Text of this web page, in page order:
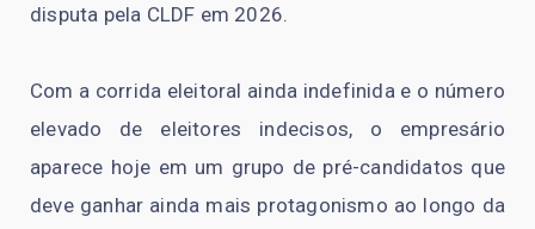
disputa pela CLDF em 2026.
Com a corrida eleitoral ainda indefinida e o número
elevado de eleitores indecisos, o empresário
aparece hoje em um grupo de pré-candidatos que
deve ganhar ainda mais protagonismo ao longo da